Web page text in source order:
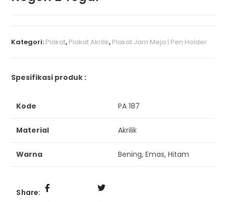
Kategori: Plakat, Plakat Akrilik, Plakat Jam Meja | Pen Holder
Spesifikasi produk :
Kode PA 187
Material Akrilik
Warna Bening, Emas, Hitam
Share: